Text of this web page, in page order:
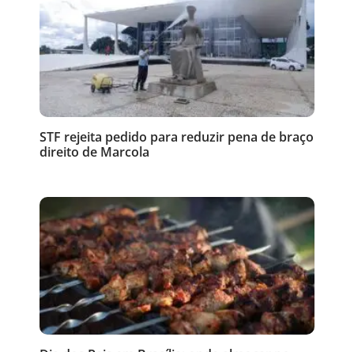
STF rejeita pedido para reduzir pena de braço
direito de Marcola